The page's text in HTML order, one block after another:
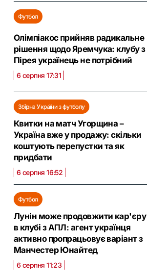
Футбол
Олімпіакос прийняв радикальне
рішення щодо Яремчука: клубу з
Пірея українець не потрібний
6 серпня 17:31
Збірна України з футболу
Квитки на матч Угорщина –
Україна вже у продажу: скільки
коштують перепустки та як
придбати
6 серпня 16:52
Футбол
Лунін може продовжити кар'єру
в клубі з АПЛ: агент українця
активно пропрацьовує варіант з
Манчестер Юнайтед
6 серпня 11:23